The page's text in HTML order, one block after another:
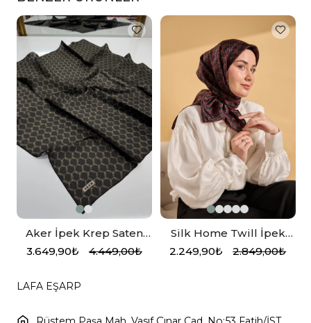
Aker İpek Krep Saten
Eşarp Siyah Vizon
3.649,90₺ 4.449,00₺
Silk Home Twill İpek
Eşarp 11521-09 Zincir
2.249,90₺ 2.849,00₺
LAFA EŞARP